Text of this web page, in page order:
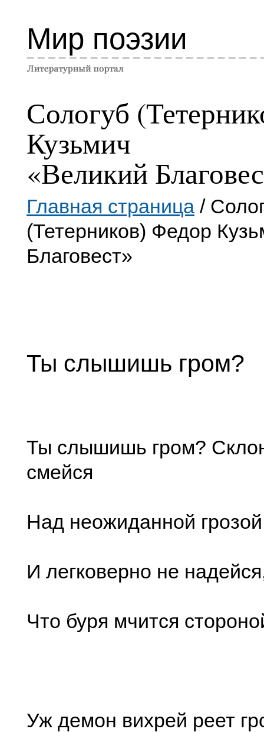
Мир поэзии
Сологуб
Кузьмич
«Великий
Главная страница /
(Тетерников) Федор
Благовест»
Ты слышишь гром?
Ты слышишь гром?
смейся
Над неожиданной
И легковерно не
Что буря мчится
Уж демон вихрей реет